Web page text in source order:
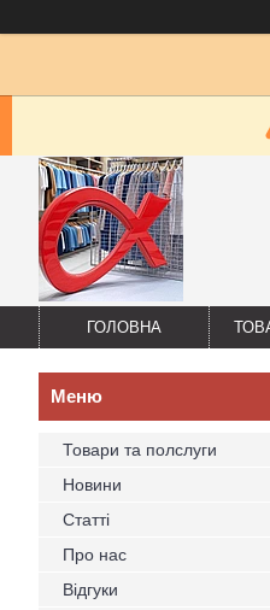
ГОЛОВНА
Товари та полслуги
Новини
Статті
Про нас
Відгуки